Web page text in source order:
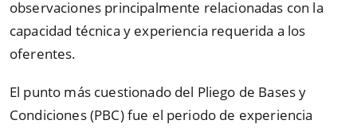
observaciones principalmente relacionadas con la
capacidad técnica y experiencia requerida a los
oferentes.
El punto más cuestionado del Pliego de Bases y
Condiciones (PBC) fue el periodo de experiencia